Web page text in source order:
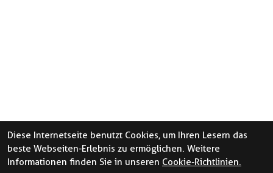
Diese Internetseite benutzt Cookies, um Ihren Lesern das
beste Webseiten-Erlebnis zu ermöglichen. Weitere
Informationen finden Sie in unseren Cookie-Richtlinien.